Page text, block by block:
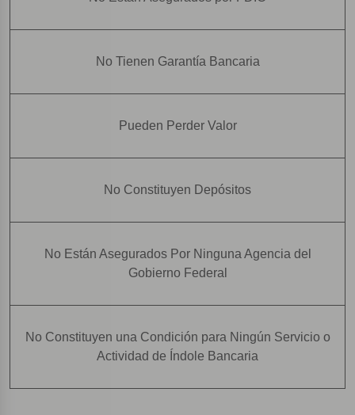
No Tienen Garantía Bancaria
Pueden Perder Valor
No Constituyen Depósitos
No Están Asegurados Por Ninguna Agencia del
Gobierno Federal
No Constituyen una Condición para Ningún Servicio o
Actividad de Índole Bancaria